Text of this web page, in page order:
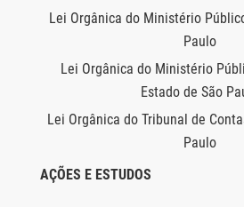
Lei Orgânica do Ministério
Paulo
Lei Orgânica do Ministério
Estado de São
Lei Orgânica do Tribunal de
Paulo
AÇÕES E ESTUDOS